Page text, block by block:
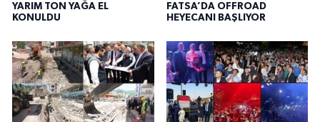
YARIM TON YAĞA EL
KONULDU
FATSA’DA OFFROAD
HEYECANI BAŞLIYOR